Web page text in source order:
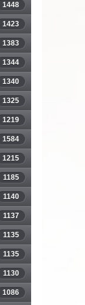
1448
1423
1383
1344
1340
1325
1219
1584
1215
1185
1140
1137
1135
1135
1130
1086